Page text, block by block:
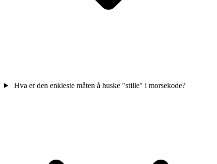
Hva er den enkleste måten å huske "stille" i morsekode?